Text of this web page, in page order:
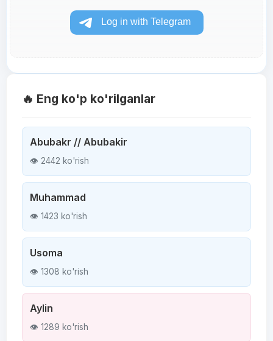
🔥 Eng ko'p ko'rilganlar
Abubakr // Abubakir
👁 2442 ko'rish
Muhammad
👁 1423 ko'rish
Usoma
👁 1308 ko'rish
Aylin
👁 1289 ko'rish